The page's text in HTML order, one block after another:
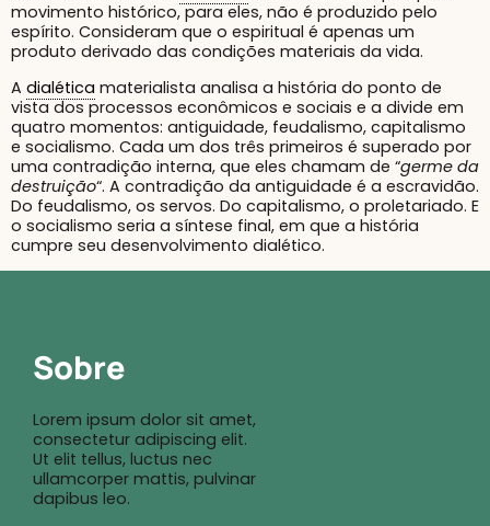
movimento histórico, para eles, não é produzido pelo
espírito. Consideram que o espiritual é apenas um
produto derivado das condições materiais da vida.
A dialética materialista analisa a história do ponto de
vista dos processos econômicos e sociais e a divide em
quatro momentos: antiguidade, feudalismo, capitalismo
e socialismo. Cada um dos três primeiros é superado por
uma contradição interna, que eles chamam de “germe da
destruição“. A contradição da antiguidade é a escravidão.
Do feudalismo, os servos. Do capitalismo, o proletariado. E
o socialismo seria a síntese final, em que a história
cumpre seu desenvolvimento dialético.
Sobre
Lorem ipsum dolor sit amet,
consectetur adipiscing elit.
Ut elit tellus, luctus nec
ullamcorper mattis, pulvinar
dapibus leo.